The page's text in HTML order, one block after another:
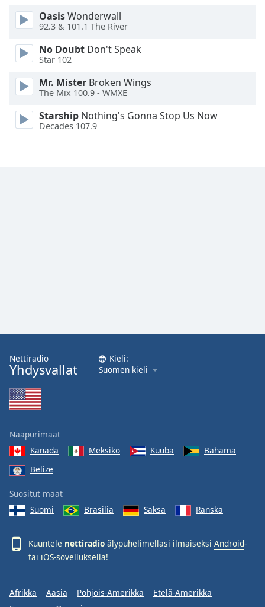
Text
Edge
Font
Family
Reset
OasisWonderwall
92.3 & 101.1 The River
No Doubt Don't Speak
Star 102
Mr. Mister Broken Wings
The Mix 100.9 - WMXE
Starship Nothing's Gonna Stop Us Now
Decades 107.9
Nettiradio
Yhdysvallat
Kieli:
Suomen kieli
Naapurimaat
Kanada
Meksiko Kuuba
Bahama
Belize
Suositut maat
Suomi
Brasilia Saksa Ranska
Kuuntele nettiradio älypuhelimellasi ilmaiseksi Android-
tai iOS-sovelluksella!
Afrikka Aasia Pohjois-Amerikka
Etelä-Amerikka